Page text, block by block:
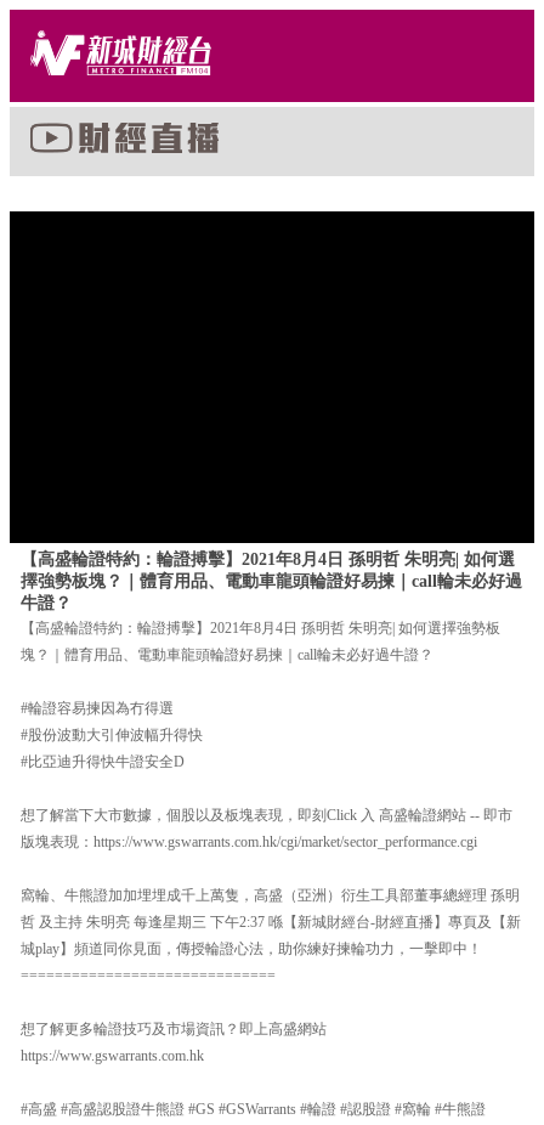
【高盛輪證特約：輪證搏擊】2021年8月4日 孫明哲 朱明亮| 如何選
擇強勢板塊？｜體育用品、電動車龍頭輪證好易揀｜call輪未必好過
牛證？
【高盛輪證特約：輪證搏擊】2021年8月4日 孫明哲 朱明亮| 如何選擇強勢板
塊？｜體育用品、電動車龍頭輪證好易揀｜call輪未必好過牛證？
#輪證容易揀因為冇得選
#股份波動大引伸波幅升得快
#比亞迪升得快牛證安全D
想了解當下大市數據，個股以及板塊表現，即刻Click 入 高盛輪證網站 -- 即市
版塊表現：https://www.gswarrants.com.hk/cgi/market/sector_performance.cgi
窩輪、牛熊證加加埋埋成千上萬隻，高盛（亞洲）衍生工具部董事總經理 孫明
哲 及主持 朱明亮 每逢星期三 下午2:37 喺【新城財經台-財經直播】專頁及【新
城play】頻道同你見面，傳授輪證心法，助你練好揀輪功力，一擊即中！
==============================
想了解更多輪證技巧及市場資訊？即上高盛網站
https://www.gswarrants.com.hk
#高盛 #高盛認股證牛熊證 #GS #GSWarrants #輪證 #認股證 #窩輪 #牛熊證